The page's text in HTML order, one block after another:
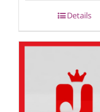
Details